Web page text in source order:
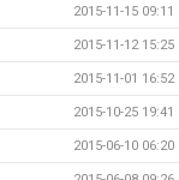
2015-11-15 09:11
2015-11-12 15:25
2015-11-01 16:52
2015-10-25 19:41
2015-06-10 06:20